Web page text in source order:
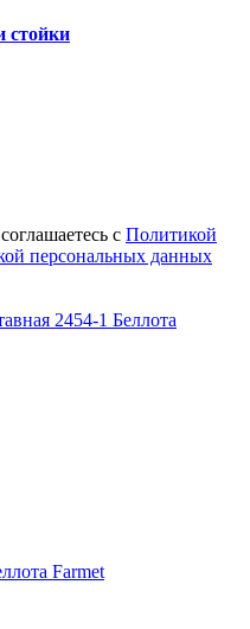
стойки
с Политикой
персональных данных
2454-1 Беллота
Farmet